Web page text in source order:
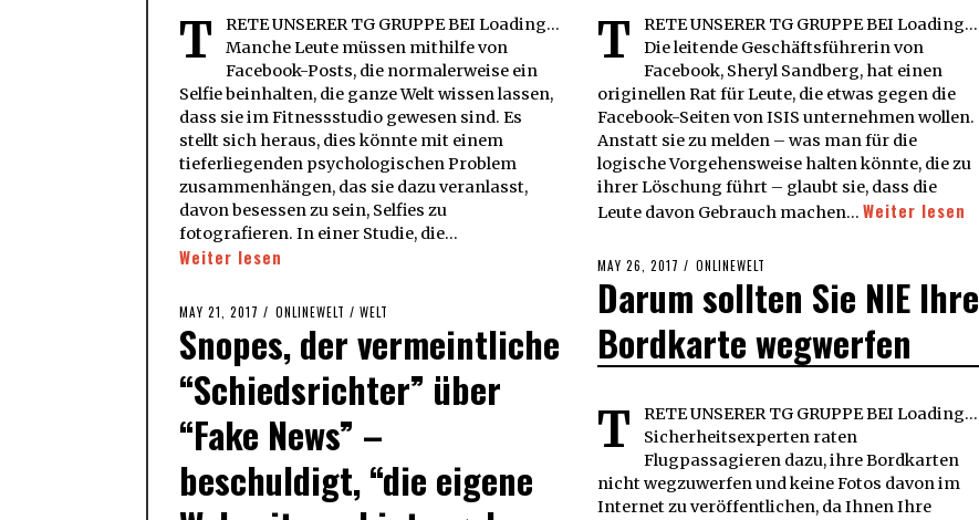
T
RETE UNSERER TG GRUPPE BEI Loading...
Manche Leute müssen mithilfe von
Facebook-Posts, die normalerweise ein
Selfie beinhalten, die ganze Welt wissen lassen,
dass sie im Fitnessstudio gewesen sind. Es
stellt sich heraus, dies könnte mit einem
tieferliegenden psychologischen Problem
zusammenhängen, das sie dazu veranlasst,
davon besessen zu sein, Selfies zu
fotografieren. In einer Studie, die…
Weiter lesen
T
RETE UNSERER TG GRUPPE BEI Loading...
Die leitende Geschäftsführerin von
Facebook, Sheryl Sandberg, hat einen
originellen Rat für Leute, die etwas gegen die
Facebook-Seiten von ISIS unternehmen wollen.
Anstatt sie zu melden – was man für die
logische Vorgehensweise halten könnte, die zu
ihrer Löschung führt – glaubt sie, dass die
Leute davon Gebrauch machen… Weiter lesen
POSTED
ON
MAY 26, 2017 ONLINEWELT
Darum sollten Sie NIE Ihre
Bordkarte wegwerfen
T
RETE UNSERER TG GRUPPE BEI Loading...
Sicherheitsexperten raten
Flugpassagieren dazu, ihre Bordkarten
nicht wegzuwerfen und keine Fotos davon im
Internet zu veröffentlichen, da Ihnen Ihre
POSTED
ON
MAY 21, 2017 MAY
2017
ONLINEWELT / WELT
Snopes, der vermeintliche
“Schiedsrichter” über
“Fake News” –
beschuldigt, “die eigene